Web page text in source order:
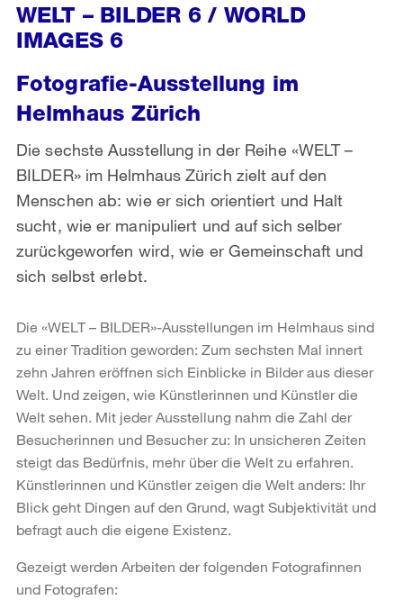
WELT – BILDER 6 / WORLD
IMAGES 6
Fotografie-Ausstellung im
Helmhaus Zürich
Die sechste Ausstellung in der Reihe «WELT –
BILDER» im Helmhaus Zürich zielt auf den
Menschen ab: wie er sich orientiert und Halt
sucht, wie er manipuliert und auf sich selber
zurückgeworfen wird, wie er Gemeinschaft und
sich selbst erlebt.
Die «WELT – BILDER»-Ausstellungen im Helmhaus sind
zu einer Tradition geworden: Zum sechsten Mal innert
zehn Jahren eröffnen sich Einblicke in Bilder aus dieser
Welt. Und zeigen, wie Künstlerinnen und Künstler die
Welt sehen. Mit jeder Ausstellung nahm die Zahl der
Besucherinnen und Besucher zu: In unsicheren Zeiten
steigt das Bedürfnis, mehr über die Welt zu erfahren.
Künstlerinnen und Künstler zeigen die Welt anders: Ihr
Blick geht Dingen auf den Grund, wagt Subjektivität und
befragt auch die eigene Existenz.
Gezeigt werden Arbeiten der folgenden Fotografinnen
und Fotografen: